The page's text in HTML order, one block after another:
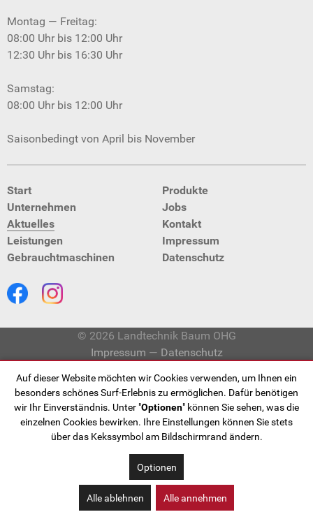
Montag — Freitag:
08:00 Uhr bis 12:00 Uhr
12:30 Uhr bis 16:30 Uhr
Samstag:
08:00 Uhr bis 12:00 Uhr
Saisonbedingt von April bis November
Start
Unternehmen
Aktuelles
Leistungen
Gebraucht­maschinen
Produkte
Jobs
Kontakt
Impressum
Datenschutz
© 2026 Landtechnik Baum OHG
Impressum — Datenschutz
Auf dieser Website möchten wir Cookies verwenden, um Ihnen ein
besonders schönes Surf-Erlebnis zu ermöglichen. Dafür benötigen
wir Ihr Einverständnis. Unter "Optionen" können Sie sehen, was die
einzelnen Cookies bewirken. Ihre Einstellungen können Sie stets
über das Kekssymbol am Bildschirmrand ändern.
Optionen
Alle ablehnen Alle annehmen